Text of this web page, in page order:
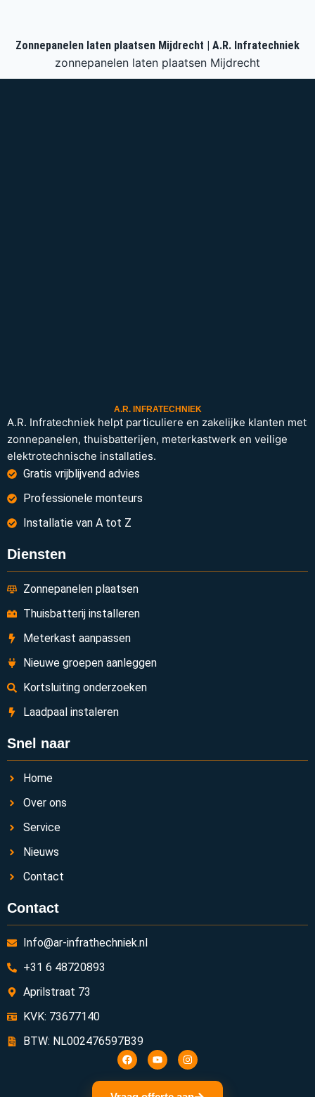
Zonnepanelen laten plaatsen Mijdrecht | A.R. Infratechniek
zonnepanelen laten plaatsen Mijdrecht
A.R. INFRATECHNIEK
A.R. Infratechniek helpt particuliere en zakelijke klanten met
zonnepanelen, thuisbatterijen, meterkastwerk en veilige
elektrotechnische installaties.
Gratis vrijblijvend advies
Professionele monteurs
Installatie van A tot Z
Diensten
Zonnepanelen plaatsen
Thuisbatterij installeren
Meterkast aanpassen
Nieuwe groepen aanleggen
Kortsluiting onderzoeken
Laadpaal instaleren
Snel naar
Home
Over ons
Service
Nieuws
Contact
Contact
Info@ar-infrathechniek.nl
+31 6 48720893
Aprilstraat 73
KVK: 73677140
BTW: NL002476597B39